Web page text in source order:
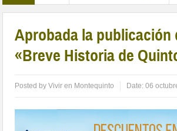
Aprobada la publicación
«Breve Historia de
Posted byVivir en Montequinto Date:06